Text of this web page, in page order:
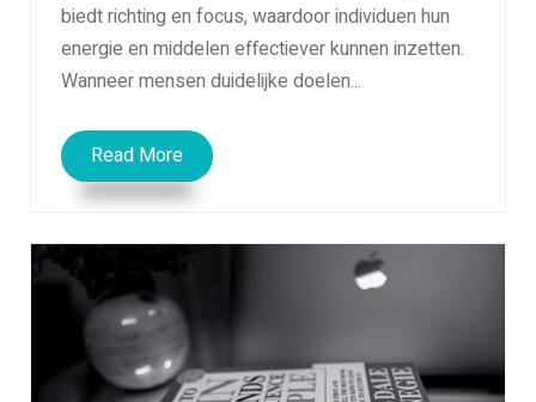
biedt richting en focus, waardoor individuen hun
energie en middelen effectiever kunnen inzetten.
Wanneer mensen duidelijke doelen...
Read More